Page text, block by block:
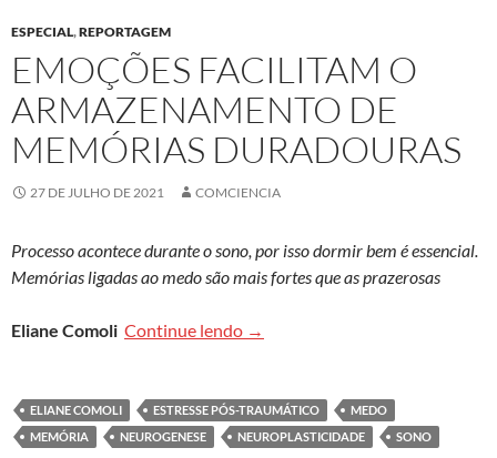
ESPECIAL,REPORTAGEM
EMOÇÕES FACILITAM O
ARMAZENAMENTO DE
MEMÓRIAS DURADOURAS
27 DE JULHO DE 2021 COMCIENCIA
Processo acontece durante o sono, por isso dormir bem é essencial.
Memórias ligadas ao medo são mais fortes que as prazerosas
Eliane Comoli Continue lendo Emoções facilitam o
→
ELIANE COMOLI ESTRESSE PÓS-TRAUMÁTICO
MEDO
MEMÓRIA
NEUROGENESE NEUROPLASTICIDADE SONO